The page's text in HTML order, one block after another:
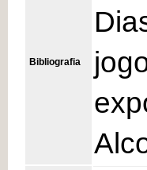
Bibliografia